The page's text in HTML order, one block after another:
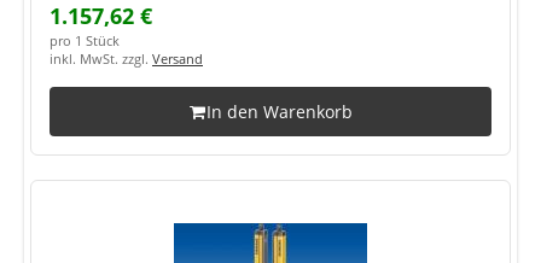
1.157,62 €
pro 1 Stück
inkl. MwSt. zzgl. Versand
In den Warenkorb